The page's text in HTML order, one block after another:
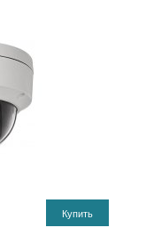
Купить